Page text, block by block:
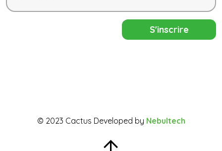
© 2023 Cactus Developed by Nebultech